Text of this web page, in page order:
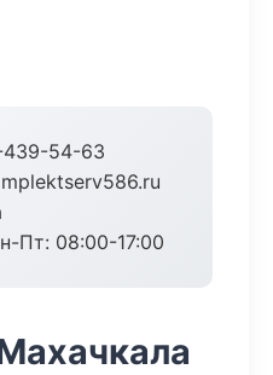
54-63
Пт: 08:00-17:00